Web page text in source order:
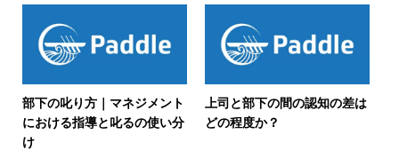
部下の叱り方｜マネジメント
における指導と叱るの使い分
け
上司と部下の間の認知の差は
どの程度か？